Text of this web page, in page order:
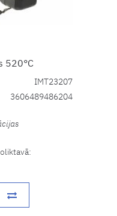
520°C
IMT23207
3606489486204